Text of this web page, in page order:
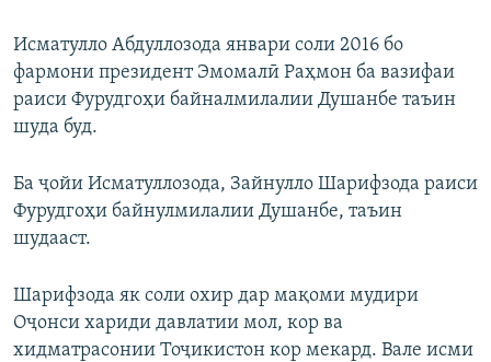
Исматулло Абдуллозода январи соли 2016 бо
фармони президент Эмомалӣ Раҳмон ба вазифаи
раиси Фурудгоҳи байналмилалии Душанбе таъин
шуда буд.
Ба ҷойи Исматуллозода, Зайнулло Шарифзода раиси
Фурудгоҳи байнулмилалии Душанбе, таъин
шудааст.
Шарифзода як соли охир дар мақоми мудири
Оҷонси хариди давлатии мол, кор ва
хидматрасонии Тоҷикистон кор мекард. Вале исми